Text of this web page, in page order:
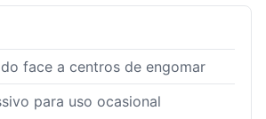
face a centros de engomar
para uso ocasional